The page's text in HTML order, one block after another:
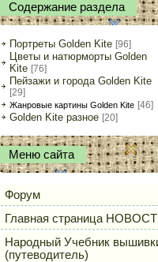
Содержание раздела
Портреты Golden Kite [96]
Цветы и натюрморты Golden
Kite [76]
Пейзажи и города Golden Kite
[29]
Жанровые картины Golden Kite [46]
Golden Kite разное [20]
Меню сайта
Форум
Главная страница
Народный Учебник
(путеводитель)